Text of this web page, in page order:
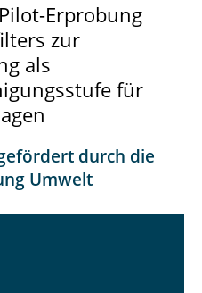
Erprobung
zur
als
für
durch die
Umwelt